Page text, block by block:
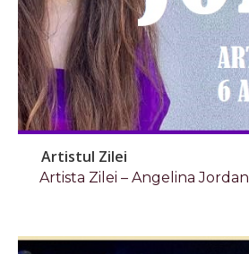
Artistul Zilei
Artista Zilei – Angelina Jordan